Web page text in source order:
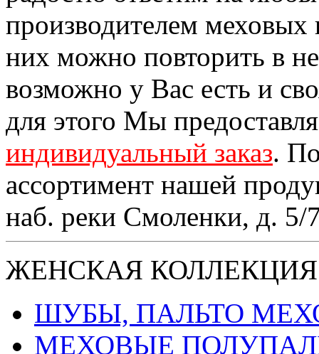
производителем
них можно повторить в
возможно у Вас есть и
для этого Мы
индивидуальный заказ.
ассортимент нашей
наб. реки Смоленки, д. 5/
ЖЕНСКАЯ КОЛЛЕКЦИЯ
ШУБЫ, ПАЛЬТО
МЕХОВЫЕ